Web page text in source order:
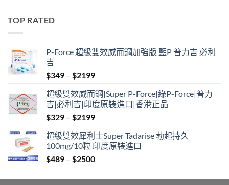
TOP RATED
P-Force 超級雙效威而鋼加強版 藍P 普力吉 必利
吉
$349 – $2199Price
$349
through
$2199
超級雙效威而鋼|Super P-Force|綠P-Force|普力
吉|必利吉|印度原裝進口|香港正品
$329 – $2199Price
$329
through
$2199
超級雙效犀利士Super Tadarise 勃起持久
100mg/10粒 印度原裝進口
$489 – $2500Price
$489